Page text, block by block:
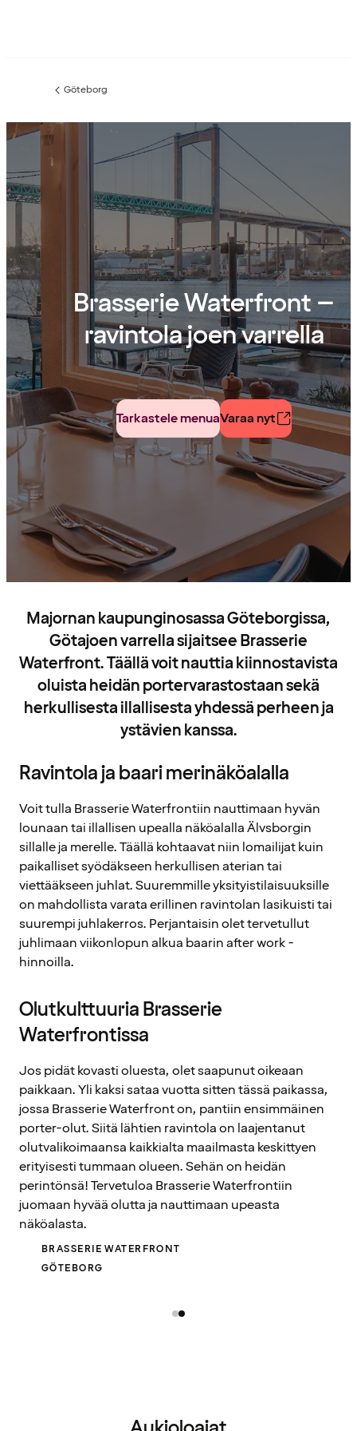
Edellinen
Göteborg
Brasserie Waterfront –
ravintola joen varrella
Tarkastele menuaVaraa nyt
Majornan kaupunginosassa Göteborgissa,
Götajoen varrella sijaitsee Brasserie
Waterfront. Täällä voit nauttia kiinnostavista
oluista heidän portervarastostaan sekä
herkullisesta illallisesta yhdessä perheen ja
ystävien kanssa.
Ravintola ja baari merinäköalalla
Voit tulla Brasserie Waterfrontiin nauttimaan hyvän
lounaan tai illallisen upealla näköalalla Älvsborgin
sillalle ja merelle. Täällä kohtaavat niin lomailijat kuin
paikalliset syödäkseen herkullisen aterian tai
viettääkseen juhlat. Suuremmille yksityistilaisuuksille
on mahdollista varata erillinen ravintolan lasikuisti tai
suurempi juhlakerros. Perjantaisin olet tervetullut
juhlimaan viikonlopun alkua baarin after work -
hinnoilla.
Olutkulttuuria Brasserie
Waterfrontissa
Jos pidät kovasti oluesta, olet saapunut oikeaan
paikkaan. Yli kaksi sataa vuotta sitten tässä paikassa,
jossa Brasserie Waterfront on, pantiin ensimmäinen
porter-olut. Siitä lähtien ravintola on laajentanut
olutvalikoimaansa kaikkialta maailmasta keskittyen
erityisesti tummaan olueen. Sehän on heidän
perintönsä! Tervetuloa Brasserie Waterfrontiin
juomaan hyvää olutta ja nauttimaan upeasta
näköalasta.
BRASSERIE WATERFRONT
GÖTEBORG